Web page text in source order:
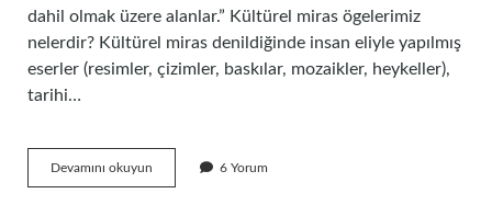
dahil olmak üzere alanlar.” Kültürel miras ögelerimiz
nelerdir? Kültürel miras denildiğinde insan eliyle yapılmış
eserler (resimler, çizimler, baskılar, mozaikler, heykeller),
tarihi…
Devamını okuyun
Kültürel
6 Yorum